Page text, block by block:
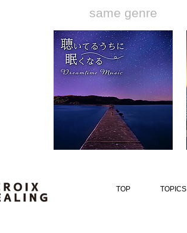
same genre
TOP TOPICS